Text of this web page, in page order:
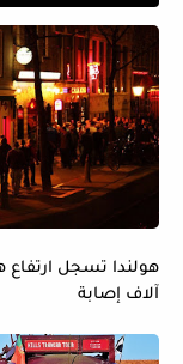
آلاف إصابة